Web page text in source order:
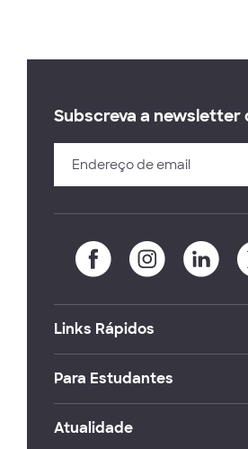
Subscreva a newsletter
Links Rápidos
Para Estudantes
Atualidade